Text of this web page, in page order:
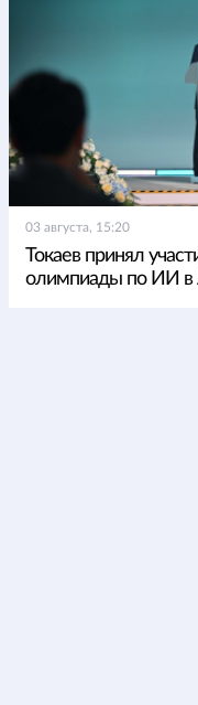
03 августа, 15:20
Токаев принял
олимпиады по ИИ в